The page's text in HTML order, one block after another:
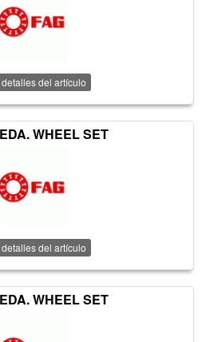
detalles del artículo
WHEEL SET
detalles del artículo
WHEEL SET